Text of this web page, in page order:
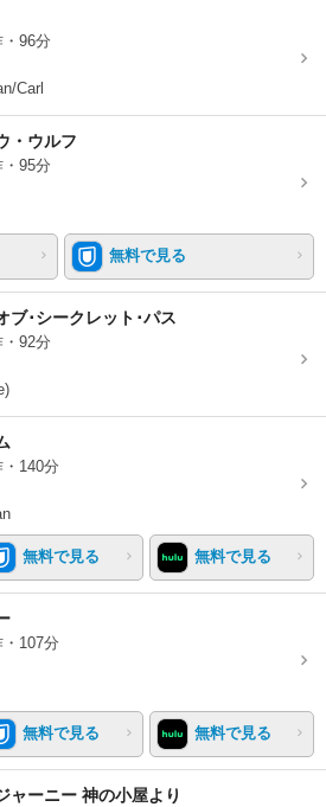
96分
Carl
・ウルフ
95分
無料で見る
ブ･シークレット･パス
92分
140分
無料で見る 無料で見る
107分
無料で見る 無料で見る
ャーニー 神の小屋より